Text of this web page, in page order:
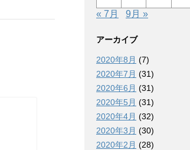
« 7月
9月 »
アーカイブ
2020年8月 (7)
2020年7月 (31)
2020年6月 (31)
2020年5月 (31)
2020年4月 (32)
2020年3月 (30)
2020年2月 (28)